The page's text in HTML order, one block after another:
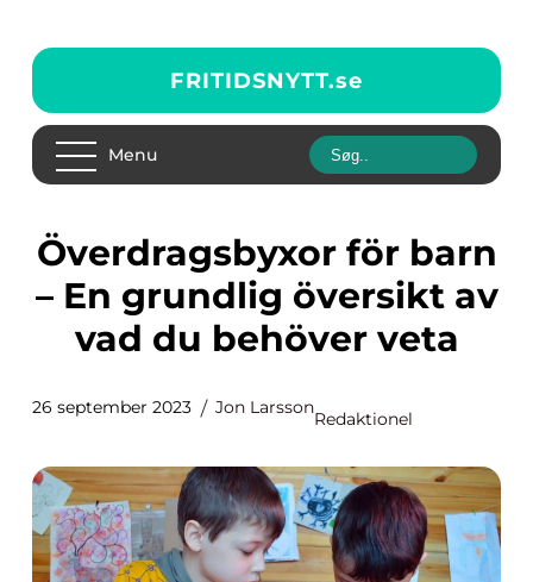
FRITIDSNYTT.se
Menu
Överdragsbyxor för barn
– En grundlig översikt av
vad du behöver veta
26 september 2023 Jon Larsson
Redaktionel